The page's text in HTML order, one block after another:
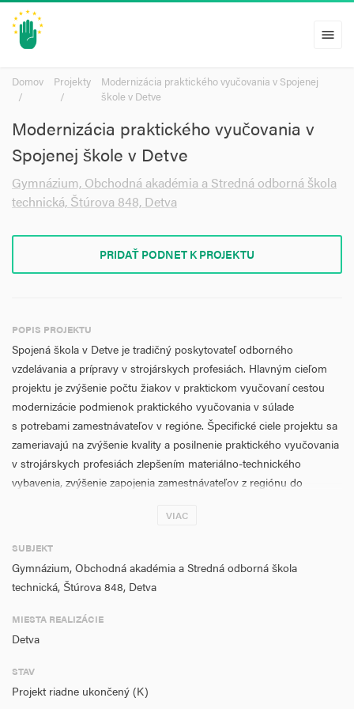
menu
Domov Projekty
Modernizácia praktického vyučovania v Spojenej
škole v Detve
Modernizácia praktického vyučovania v
Spojenej škole v Detve
Gymnázium, Obchodná akadémia a Stredná odborná škola
technická, Štúrova 848, Detva
PRIDAŤ PODNET K PROJEKTU
POPIS PROJEKTU
Spojená škola v Detve je tradičný poskytovateľ odborného
vzdelávania a prípravy v strojárskych profesiách. Hlavným cieľom
projektu je zvýšenie počtu žiakov v praktickom vyučovaní cestou
modernizácie podmienok praktického vyučovania v súlade
s potrebami zamestnávateľov v regióne. Špecifické ciele projektu sa
zameriavajú na zvýšenie kvality a posilnenie praktického vyučovania
v strojárskych profesiách zlepšením materiálno-technického
vybavenia, zvýšenie zapojenia zamestnávateľov z regiónu do
v regióne s cieľom poskytovania odborného vzdelávania a prípravy
hospodárnosti budovy dielní praktického vyučovania a lepšenie
pracovných, hygienických a zdravotných podmienok praktického
vyučovania. Ciele budú riešené troma hlavnými aktivitami –
obstaraním a modernizáciou materiálno-technického vybavenia
praktického vyučovania ako aj zateplením obvodového plášťa
budovy dielní praktického vyučovania. Projektom sa podporí
VIAC
SUBJEKT
Gymnázium, Obchodná akadémia a Stredná odborná škola
technická, Štúrova 848, Detva
MIESTA REALIZÁCIE
Detva
STAV
Projekt riadne ukončený (K)